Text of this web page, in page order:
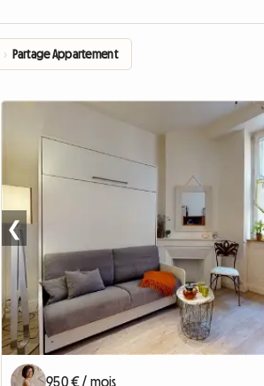
› Partage Appartement
❮
950 € / mois